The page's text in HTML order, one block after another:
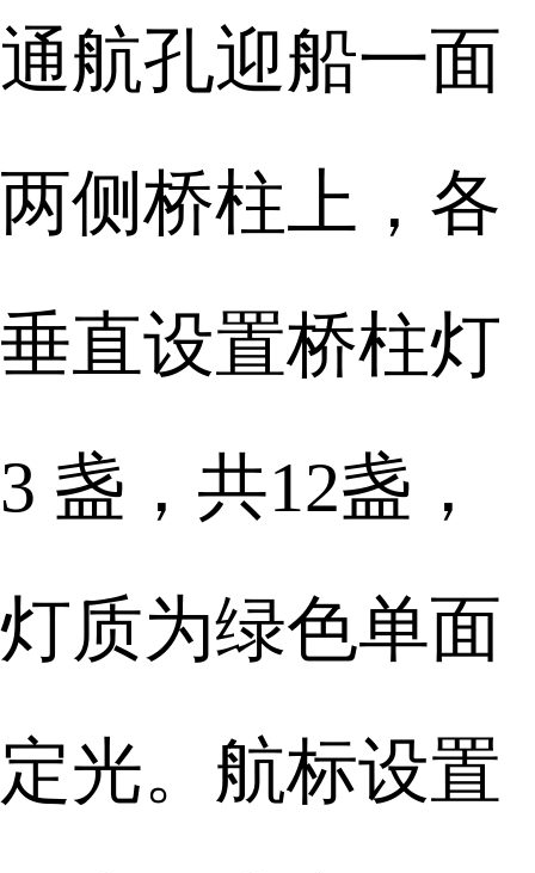
通航孔迎船一面
两侧桥柱上，各
垂直设置桥柱灯
3 盏，共12盏，
灯质为绿色单面
定光。航标设置